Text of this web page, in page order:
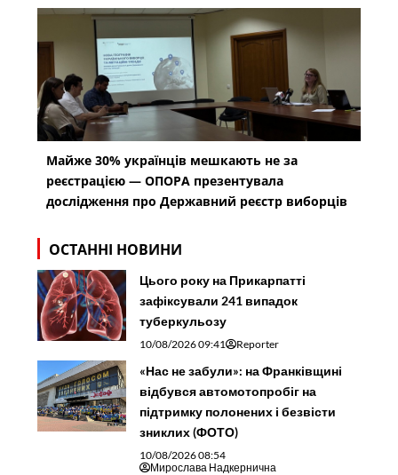
Майже 30% українців мешкають не за
реєстрацією — ОПОРА презентувала
дослідження про Державний реєстр виборців
ОСТАННІ НОВИНИ
Цього року на Прикарпатті
зафіксували 241 випадок
туберкульозу
10/08/2026 09:41 Reporter
«Нас не забули»: на Франківщині
відбувся автомотопробіг на
підтримку полонених і безвісти
зниклих (ФОТО)
10/08/2026 08:54
Мирослава Надкернична